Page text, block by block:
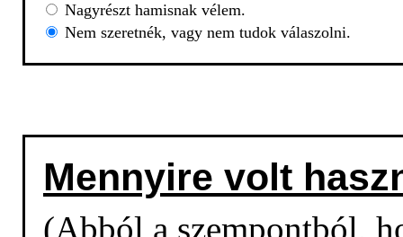
Nagyrészt hamisnak vélem.
Nem szeretnék, vagy nem tudok válaszolni.
Mennyire volt
(Abból a szempontból,